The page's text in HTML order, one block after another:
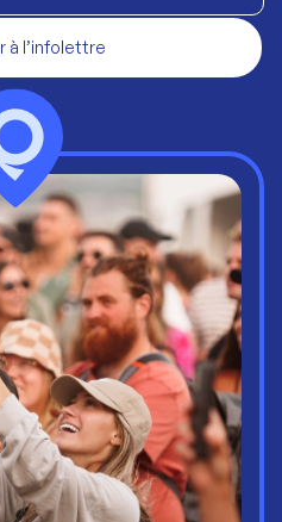
à l’infolettre